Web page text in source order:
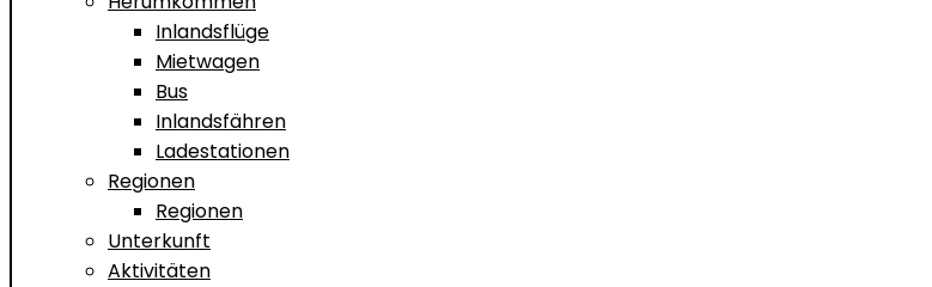
Inlandsflüge
Mietwagen
Bus
Inlandsfähren
Ladestationen
Regionen
Regionen
Unterkunft
Aktivitäten